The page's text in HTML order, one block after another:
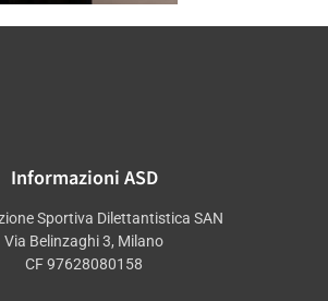
Informazioni ASD
Sportiva Dilettantistica SAN
Via Belinzaghi 3, Milano
CF 97628080158